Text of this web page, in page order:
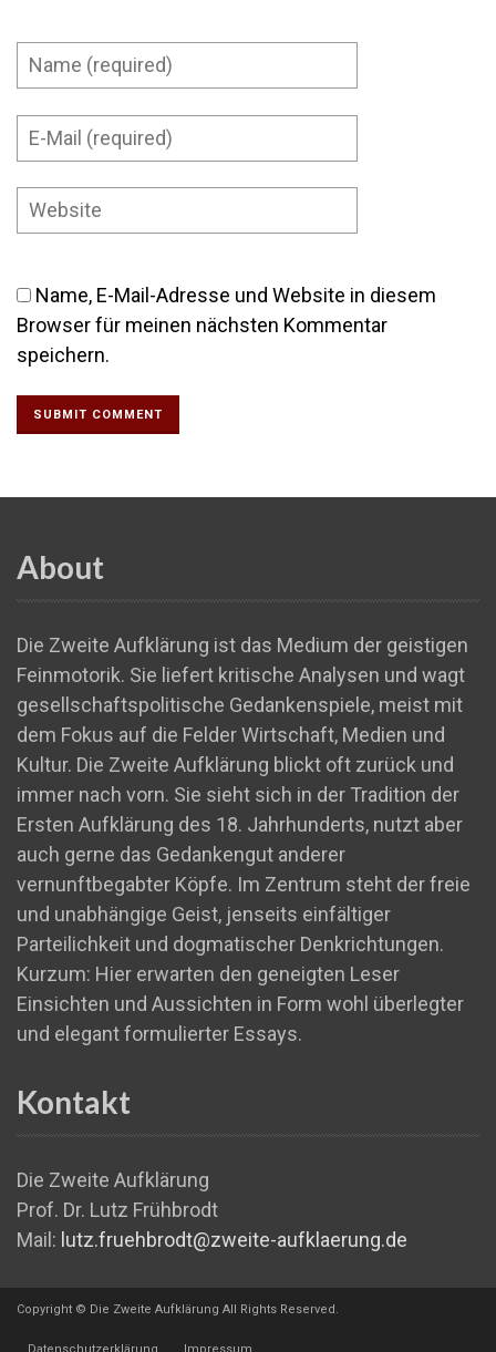
Name, E-Mail-Adresse und Website in diesem
Browser für meinen nächsten Kommentar
speichern.
About
Die Zweite Aufklärung ist das Medium der geistigen
Feinmotorik. Sie liefert kritische Analysen und wagt
gesellschaftspolitische Gedankenspiele, meist mit
dem Fokus auf die Felder Wirtschaft, Medien und
Kultur. Die Zweite Aufklärung blickt oft zurück und
immer nach vorn. Sie sieht sich in der Tradition der
Ersten Aufklärung des 18. Jahrhunderts, nutzt aber
auch gerne das Gedankengut anderer
vernunftbegabter Köpfe. Im Zentrum steht der freie
und unabhängige Geist, jenseits einfältiger
Parteilichkeit und dogmatischer Denkrichtungen.
Kurzum: Hier erwarten den geneigten Leser
Einsichten und Aussichten in Form wohl überlegter
und elegant formulierter Essays.
Kontakt
Die Zweite Aufklärung
Prof. Dr. Lutz Frühbrodt
Mail: lutz.fruehbrodt@zweite-aufklaerung.de
Copyright © Die Zweite Aufklärung All Rights Reserved.
Datenschutzerklärung Impressum